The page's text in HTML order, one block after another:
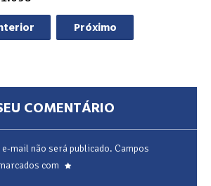
Próximo
COMENTÁRIO
e-mail não será publicado. Campos
com